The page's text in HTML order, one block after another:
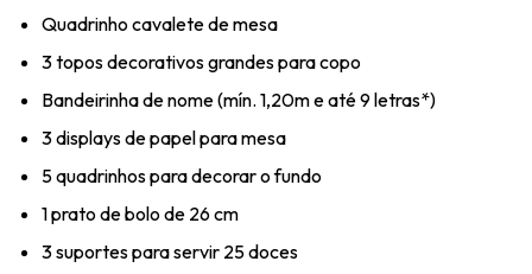
Quadrinho cavalete de mesa
3 topos decorativos grandes para copo
Bandeirinha de nome (mín. 1,20m e até 9 letras*)
3 displays de papel para mesa
5 quadrinhos para decorar o fundo
1 prato de bolo de 26 cm
3 suportes para servir 25 doces